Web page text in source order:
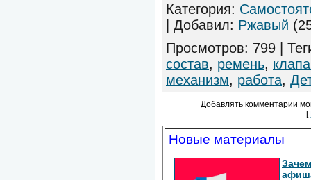
Категория:
| Добавил: Ржавый
Просмотров: 799 |
состав, ремень,
механизм, работа,
Добавлять комментарии
[
Новые материалы